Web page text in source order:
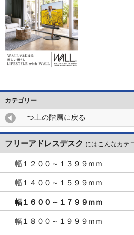
カテゴリー
一つ上の階層に戻る
フリーアドレスデスク にはこんなカテ
幅１２００～１３９９ｍｍ
幅１４００～１５９９ｍｍ
幅１６００～１７９９ｍｍ
幅１８００～１９９９ｍｍ